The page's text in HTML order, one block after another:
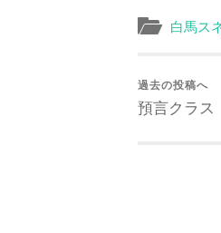
白馬ス
過去の投稿へ
預言クラス